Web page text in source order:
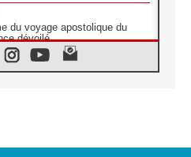
du voyage apostolique du
dévoilé
continentale sur l'éducation